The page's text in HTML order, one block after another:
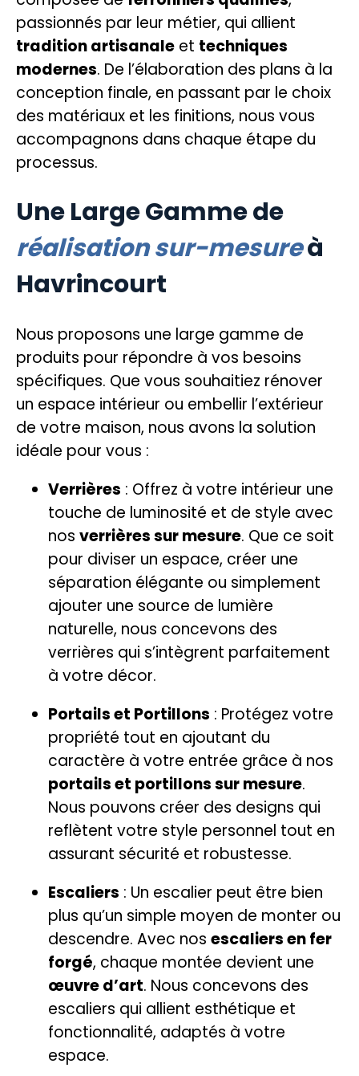
passionnés par leur métier, qui allient
tradition artisanale et techniques
modernes. De l’élaboration des plans à la
conception finale, en passant par le choix
des matériaux et les finitions, nous vous
accompagnons dans chaque étape du
processus.
Une Large Gamme de
réalisation sur-mesureà
Havrincourt
Nous proposons une large gamme de
produits pour répondre à vos besoins
spécifiques. Que vous souhaitiez rénover
un espace intérieur ou embellir l’extérieur
de votre maison, nous avons la solution
idéale pour vous :
Verrières : Offrez à votre intérieur une
touche de luminosité et de style avec
nos verrières sur mesure. Que ce soit
pour diviser un espace, créer une
séparation élégante ou simplement
ajouter une source de lumière
naturelle, nous concevons des
verrières qui s’intègrent parfaitement
à votre décor.
Portails et Portillons : Protégez votre
propriété tout en ajoutant du
caractère à votre entrée grâce à nos
portails et portillons sur mesure.
Nous pouvons créer des designs qui
reflètent votre style personnel tout en
assurant sécurité et robustesse.
Escaliers : Un escalier peut être bien
plus qu’un simple moyen de monter ou
descendre. Avec nos escaliers en fer
forgé, chaque montée devient une
œuvre d’art. Nous concevons des
escaliers qui allient esthétique et
fonctionnalité, adaptés à votre
espace.